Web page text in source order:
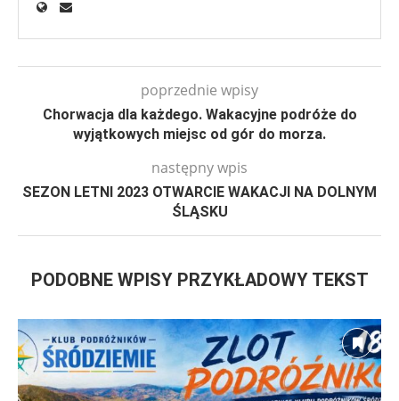
poprzednie wpisy
Chorwacja dla każdego. Wakacyjne podróże do
wyjątkowych miejsc od gór do morza.
następny wpis
SEZON LETNI 2023 OTWARCIE WAKACJI NA DOLNYM
ŚLĄSKU
PODOBNE WPISY PRZYKŁADOWY TEKST